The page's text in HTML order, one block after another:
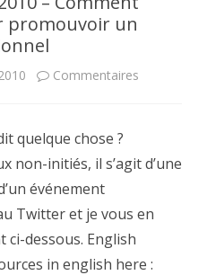
promouvoir un
Commentaires
quelque chose ?
non-initiés, il s’agit d’une
événement
Twitter et je vous en
dessous. English
in english here :